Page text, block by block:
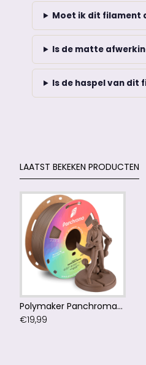
Moet ik dit filament
Is de matte
Is de haspel van dit
LAATST BEKEKEN PRODUCTEN
Polymaker Panchroma™ PLA Matte Army Brown Filament
€19,99